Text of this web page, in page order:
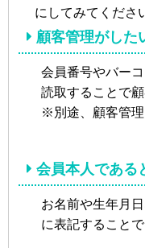
にしてみてくださ
顧客管理がした
会員番号やバー
読取することで
※別途、顧客管理
会員本人である
お名前や生年月
に表記すること